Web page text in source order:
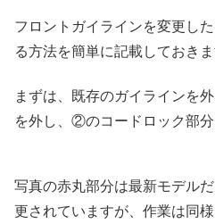
フロントガイラインを変更し
る方法を簡単に記載しておきま
まずは、既存のガイラインを
を外し、②のコードロック部分
写真の赤丸部分は最新モデル
更されていますが、作業は同様